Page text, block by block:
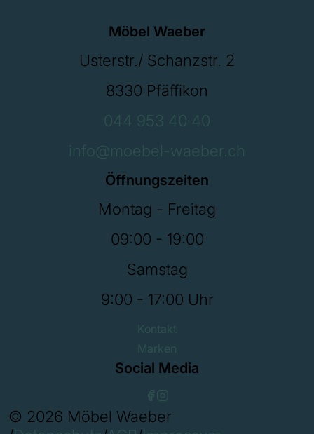
Möbel Waeber
Usterstr./ Schanzstr. 2
8330 Pfäffikon
044 953 40 40
info@moebel-waeber.ch
Öffnungszeiten
Montag - Freitag
09:00 - 19:00
Samstag
9:00 - 17:00 Uhr
Kontakt
Marken
Social Media
© 2026 Möbel Waeber